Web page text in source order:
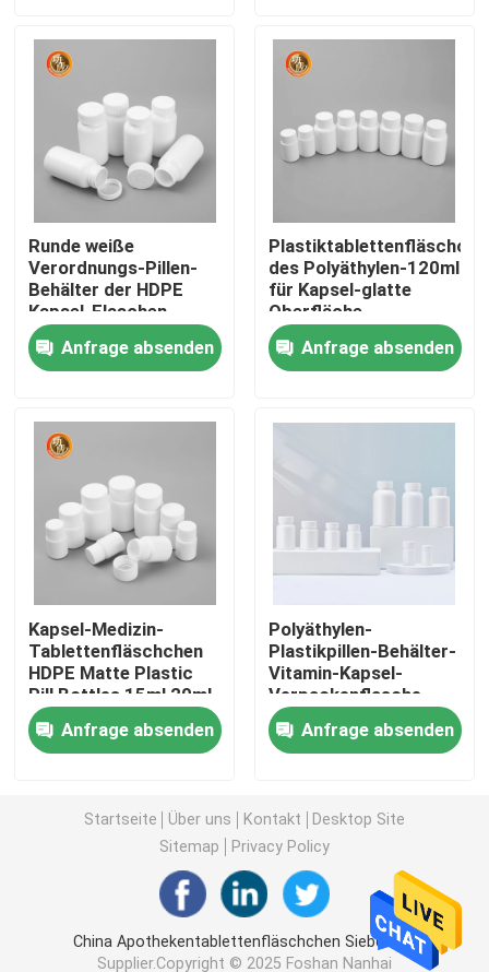
VR Show
Über uns
Fabrik Tour
Qualitätskontrolle
Kontakt
Plastiktablettenfläschchen
Plastikpressungs-Soßen-Flasche
Waschmittel-Flasche
Schädlingsbekämpfungsmittel, die Flaschen verpacken
Süßigkeits-Plätzchen-Glas
Plastikflaschenkapsel
Plastikflaschen-Vorformling
Plastikwürzflaschen
Runde weiße
Verordnungs-Pillen-
Behälter der HDPE
Kapsel-Flaschen-
100ml 150ml 200ml
Anfrage absenden
des Polyäthylen-120ml
für Kapsel-glatte
Oberfläche
Anfrage absenden
Kapsel-Medizin-
Tablettenfläschchen
HDPE Matte Plastic
Pill Bottles 15ml 20ml
30ml
Anfrage absenden
Polyäthylen-
Plastikpillen-Behälter-
Vitamin-Kapsel-
Verpackenflasche
Anfrage absenden
Startseite Über uns Kontakt
Desktop Site
Sitemap
Privacy Policy
China Apothekentablettenfläschchen Siebdruck
Supplier.Copyright © 2025 Foshan Nanhai